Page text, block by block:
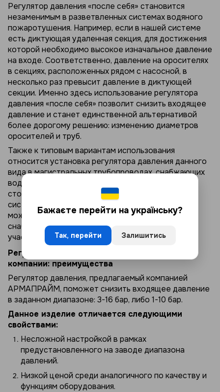
Регулятор давления «после себя» становится
незаменимым в разветвленных системах водяного
пожаротушения. Например, если в нашей системе
есть диктующая удаленная секция, для достижения
которой необходимо высокое изначальное давление
на входе. Соответственно, давление на оросителях
в секциях, расположенных рядом с насосной, в
несколько раз превысит давление в диктующей
секции. Именно здесь использование регулятора
давления «после себя» позволит снизить входящее
давление и станет единственной альтернативой
более дорогому решению: изменению диаметров
оросителей и труб.
Также к типовым вариантам использования
относится установка регулятора давления данного
вида в магистральных трубопроводах, снабжающих
водозаполненные и «сухие» трубы, в
стояках дренчерных систем, в водонапорных
системах, подающих воду на шланги. Регулятор
может быть частью узла управления, который
снабжает спринклерную систему или шланговый
участок.
Регуляторы давления «после себя» от нашей
компании: преимущества
Регулятор давления, предлагаемый компанией
АРМАПРАЙМ, поможет снизить входящее давление
в заданном диапазоне: 3-16 бар, либо 1-10 бар.
Данное изделие отличается следующими
свойствами:
Несложной настройкой в рамках
предустановленного на заводе диапазона
давлений.
Низкой ценой среди аналогичного по качеству и
функциям оборудования.
Бажаєте перейти на українську?
Так, перейти Залишитись